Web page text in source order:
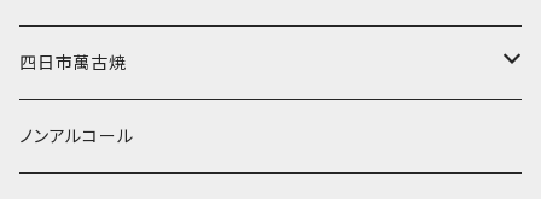
無添加瓶シロップ
ドライアイス20ｋｇ
ドライアイス25ｋｇ
四日市萬古焼
土鍋・土釜
ノンアルコール